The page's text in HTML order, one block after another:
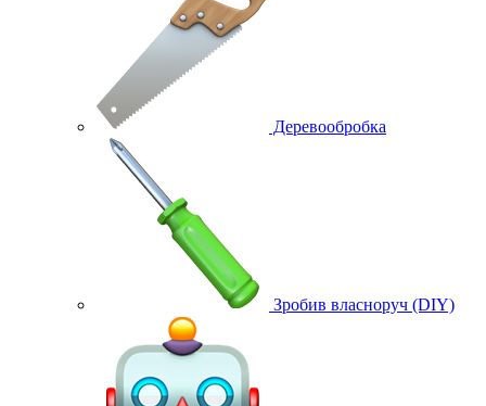
Деревообробка
Зробив власноруч (DIY)